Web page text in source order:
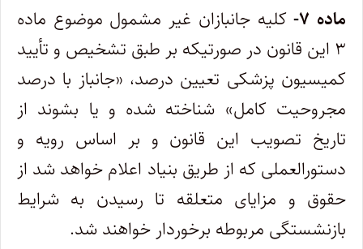
ماده ۷-
کلیه جانبازان غیر مشمول موضوع ماده
۳ این قانون در صورتیکه بر طبق تشخیص و تأیید
کمیسیون پزشکی تعیین درصد، «جانباز با درصد
مجروحیت کامل» شناخته شده و یا بشوند از
تاریخ تصویب این قانون و بر اساس رویه و
دستورالعملی که از طریق بنیاد اعلام خواهد شد از
حقوق و مزایای متعلقه تا رسیدن به شرایط
بازنشستگی مربوطه برخوردار خواهند شد.